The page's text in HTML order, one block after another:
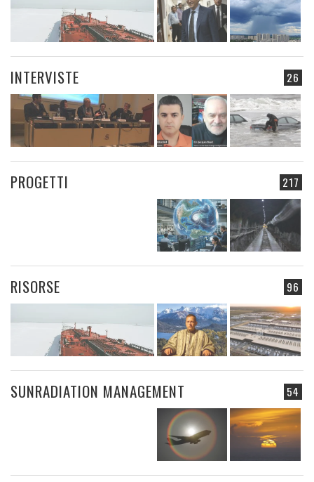
26
INTERVISTE
217
PROGETTI
96
RISORSE
54
SUNRADIATION MANAGEMENT